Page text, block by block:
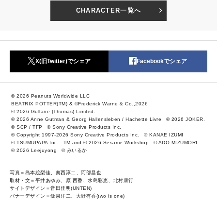
CHARACTER一覧へ
X(旧Twitter)でシェア Facebookでシェア
© 2026 Peanuts Worldwide LLC
BEATRIX POTTER(TM) & ©Frederick Warne & Co.,2026
© 2026 Gullane (Thomas) Limited.
© 2026 Anne Gutman & Georg Hallensleben / Hachette Livre
© 2026 JOKER.
© SCP / TFP
© Sony Creative Products Inc.
© Copyright 1997-2026 Sony Creative Products Inc.
© KANAE IZUMI
© TSUMUPAPA Inc.
TM and © 2026 Sesame Workshop
© ADO MIZUMORI
© 2026 Leejuyong
© みいるか
写真＝島本絵梨佳、奥西淳二、阿部昌也
取材・文＝平井あゆみ、原 西香、水島彩恵、北村康行
サイトデザイン＝音田佳明(UNTEN)
バナーデザイン＝飯泉洋二、大野有香(two is one)